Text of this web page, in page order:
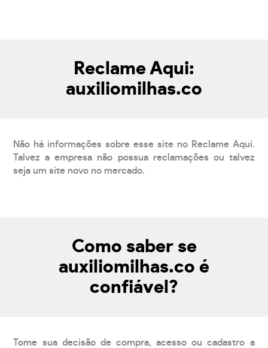
Reclame Aqui:
auxiliomilhas.co
Não há informações sobre esse site no Reclame Aqui.
Talvez a empresa não possua reclamações ou talvez
seja um site novo no mercado.
Como saber se
auxiliomilhas.co é
confiável?
Tome sua decisão de compra, acesso ou cadastro a